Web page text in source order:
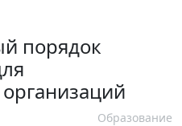
порядок
Образование